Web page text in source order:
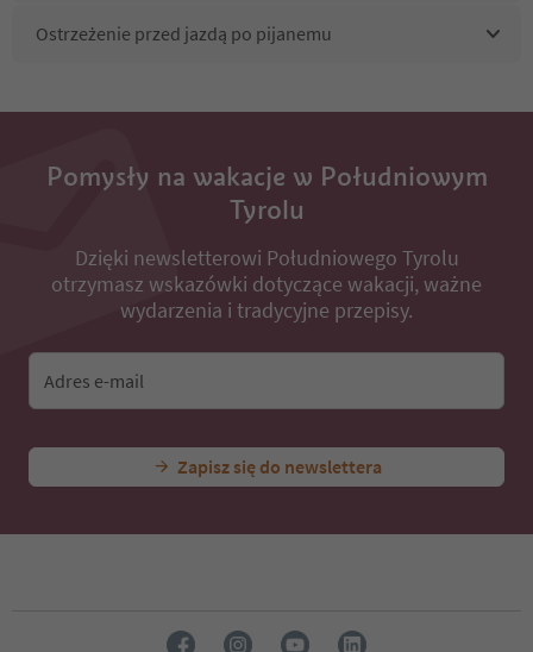
Ostrzeżenie przed jazdą po pijanemu
Pomysły na wakacje w Południowym
Tyrolu
Dzięki newsletterowi Południowego Tyrolu
otrzymasz wskazówki dotyczące wakacji, ważne
wydarzenia i tradycyjne przepisy.
Adres e-mail
Zapisz się do newslettera